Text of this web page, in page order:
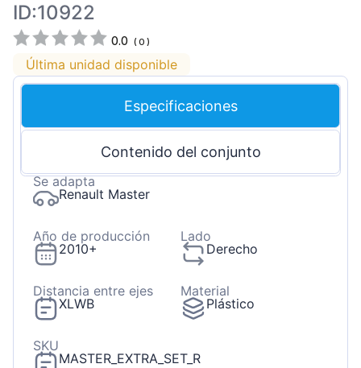
ID:10922
0.0 (0 )
Última unidad disponible
Especificaciones
Contenido del conjunto
Se adapta
Renault Master
Año de producción
2010+
Lado
Derecho
Distancia entre ejes
XLWB
Material
Plástico
SKU
MASTER_EXTRA_SET_R